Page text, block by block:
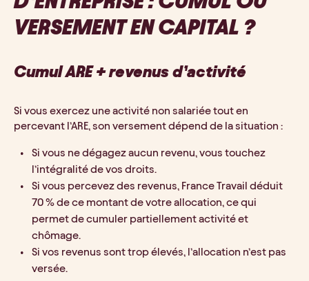
VERSEMENT EN CAPITAL ?
Cumul ARE + revenus d’activité
Si vous exercez une activité non salariée tout en
percevant l’ARE, son versement dépend de la situation :
Si vous ne dégagez aucun revenu, vous touchez
l’intégralité de vos droits.
Si vous percevez des revenus, France Travail déduit
70 % de ce montant de votre allocation, ce qui
permet de cumuler partiellement activité et
chômage.
Si vos revenus sont trop élevés, l’allocation n’est pas
versée.